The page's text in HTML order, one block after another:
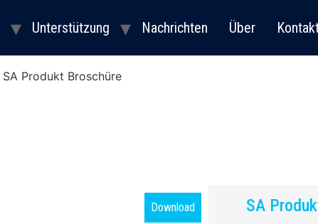
Unterstützung Nachrichten Über
SA Produkt Broschüre
Download
SA